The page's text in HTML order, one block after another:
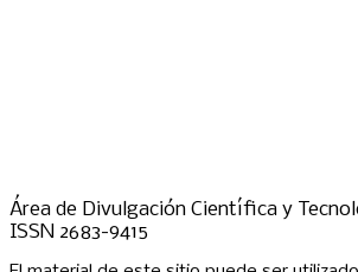
Área de Divulgación Científica y
ISSN 2683-9415